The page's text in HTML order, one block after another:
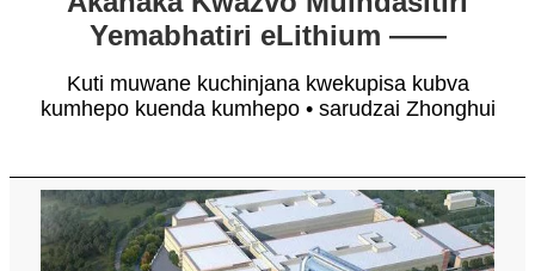
Yemabhatiri eLithium ——
Kuti muwane kuchinjana kwekupisa kubva
kumhepo kuenda kumhepo • sarudzai Zhonghui